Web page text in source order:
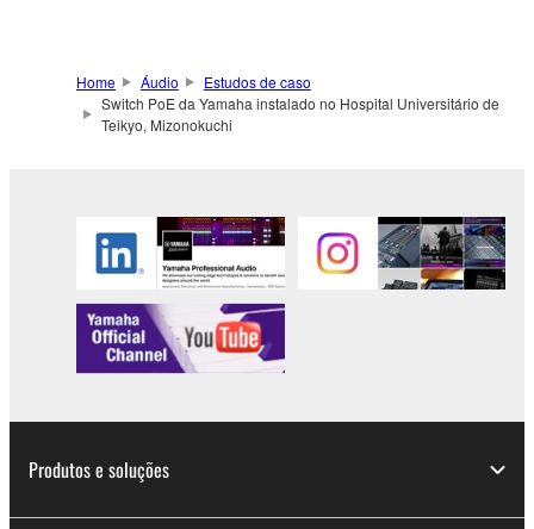
Home Áudio
Estudos de caso
Switch PoE da Yamaha instalado no Hospital Universitário de
Teikyo, Mizonokuchi
Produtos e soluções